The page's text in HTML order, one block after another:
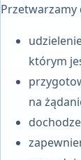
Przetwarzamy
którym
na